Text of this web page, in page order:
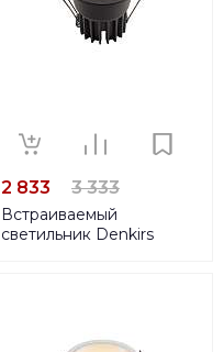
2 833 3 333
Встраиваемый
светильник Denkirs